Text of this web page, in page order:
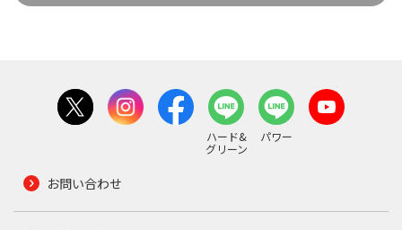
ハード&
グリーン
パワー
お問い合わせ